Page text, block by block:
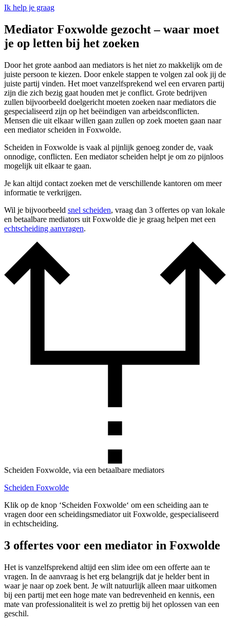
Ik help je graag
Mediator Foxwolde gezocht – waar moet
je op letten bij het zoeken
Door het grote aanbod aan mediators is het niet zo makkelijk om de
juiste persoon te kiezen. Door enkele stappen te volgen zal ook jij de
juiste partij vinden. Het moet vanzelfsprekend wel een ervaren partij
zijn die zich bezig gaat houden met je conflict. Grote bedrijven
zullen bijvoorbeeld doelgericht moeten zoeken naar mediators die
gespecialiseerd zijn op het beëindigen van arbeidsconflicten.
Mensen die uit elkaar willen gaan zullen op zoek moeten gaan naar
een mediator scheiden in Foxwolde.
Scheiden in Foxwolde is vaak al pijnlijk genoeg zonder de, vaak
onnodige, conflicten. Een mediator scheiden helpt je om zo pijnloos
mogelijk uit elkaar te gaan.
Je kan altijd contact zoeken met de verschillende kantoren om meer
informatie te verkrijgen.
Wil je bijvoorbeeld snel scheiden, vraag dan 3 offertes op van lokale
en betaalbare mediators uit Foxwolde die je graag helpen met een
echtscheiding aanvragen.
Scheiden Foxwolde, via een betaalbare mediators
Scheiden Foxwolde
Klik op de knop ‘Scheiden Foxwolde‘ om een scheiding aan te
vragen door een scheidingsmediator uit Foxwolde, gespecialiseerd
in echtscheiding.
3 offertes voor een mediator in Foxwolde
Het is vanzelfsprekend altijd een slim idee om een offerte aan te
vragen. In de aanvraag is het erg belangrijk dat je helder bent in
waar je naar op zoek bent. Je wilt natuurlijk alleen maar uitkomen
bij een partij met een hoge mate van bedrevenheid en kennis, een
mate van professionaliteit is wel zo prettig bij het oplossen van een
geschil.